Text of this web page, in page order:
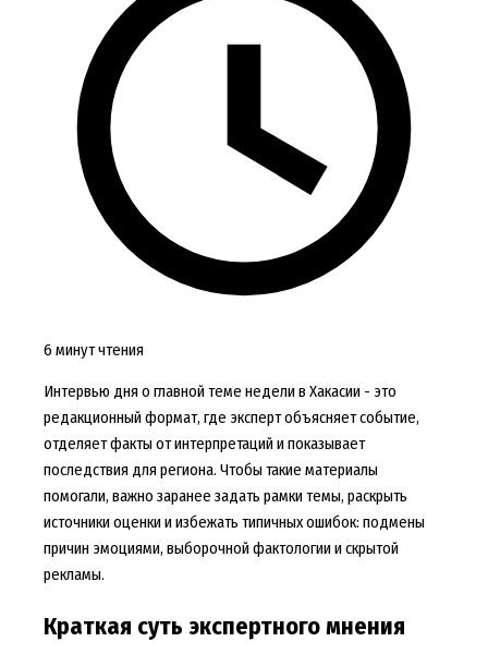
6 минут чтения
Интервью дня о главной теме недели в Хакасии - это
редакционный формат, где эксперт объясняет событие,
отделяет факты от интерпретаций и показывает
последствия для региона. Чтобы такие материалы
помогали, важно заранее задать рамки темы, раскрыть
источники оценки и избежать типичных ошибок: подмены
причин эмоциями, выборочной фактологии и скрытой
рекламы.
Краткая суть экспертного мнения